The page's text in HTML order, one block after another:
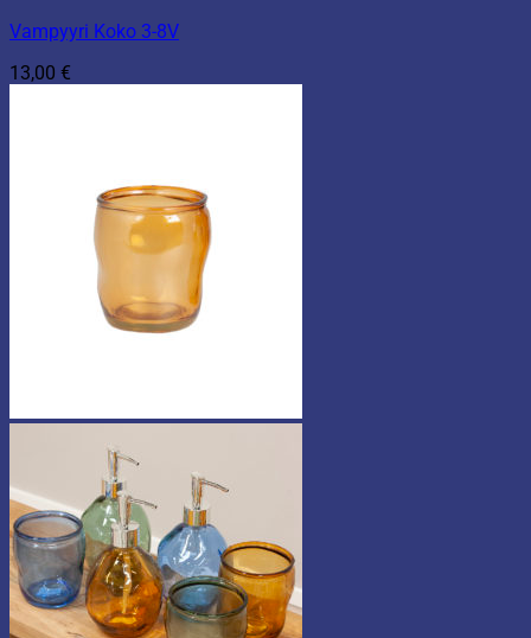
Vampyyri Koko 3-8V
13,00 €